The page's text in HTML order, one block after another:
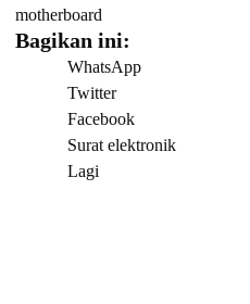
90MB1DS0-
motherboard
Bagikan ini:
WhatsApp
Twitter
Facebook
Surat elektronik
Lagi